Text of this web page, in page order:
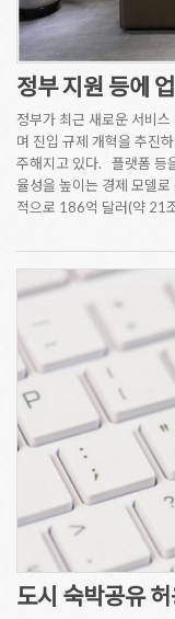
정부 지원 등에
정부가 최근 새로운 서비
며 진입 규제 개혁을 추진
주해지고 있다. 플랫폼 등
율성을 높이는 경제 모델
적으로 186억 달러(약
도시 숙박공유